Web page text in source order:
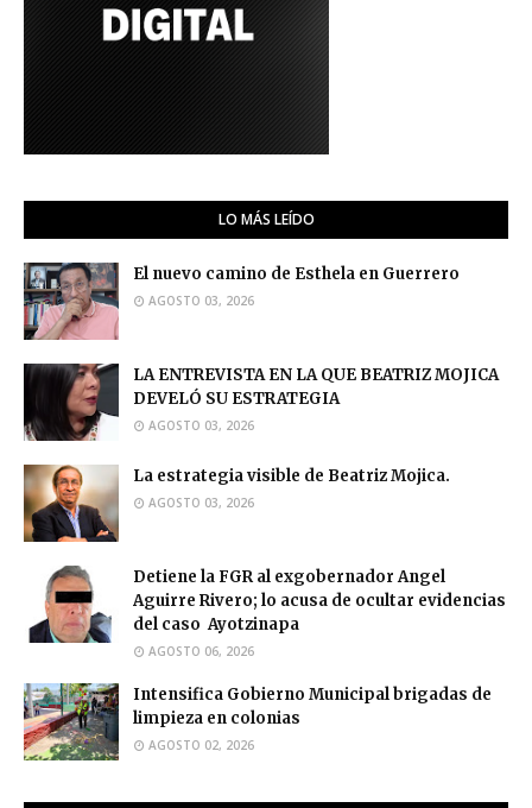
LO MÁS LEÍDO
El nuevo camino de Esthela en Guerrero
AGOSTO 03, 2026
LA ENTREVISTA EN LA QUE BEATRIZ MOJICA
DEVELÓ SU ESTRATEGIA
AGOSTO 03, 2026
La estrategia visible de Beatriz Mojica.
AGOSTO 03, 2026
Detiene la FGR al exgobernador Angel
Aguirre Rivero; lo acusa de ocultar evidencias
del caso Ayotzinapa
AGOSTO 06, 2026
Intensifica Gobierno Municipal brigadas de
limpieza en colonias
AGOSTO 02, 2026